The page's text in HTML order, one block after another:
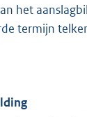
het
termijn